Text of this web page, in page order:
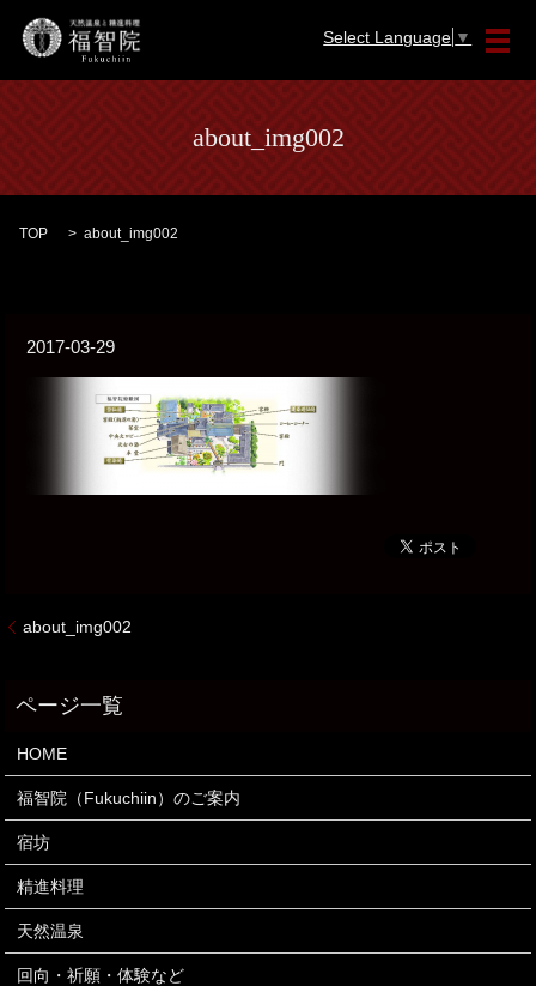
メ
Select Language ▼
about_img002
TOP about_img002
2017-03-29
about_img002
HOME
福智院（Fukuchiin）のご案内
宿坊
精進料理
天然温泉
回向・祈願・体験など